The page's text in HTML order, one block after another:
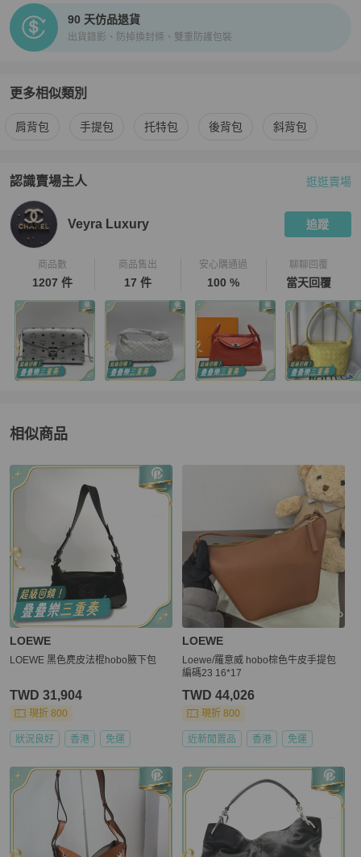
90 天仿品退貨
出貨錄影、防掉換封條、雙重防護包裝
更多相似類別
更多LOEWE 女包相似商品推薦
肩背包 手提包 托特包 後背包 斜背包
認識賣場主人
PopChill 拍拍圈嚴選賣家
逛逛賣場
Veyra Luxury 追蹤
商品數
1207 件
商品售出
17 件
安心購通過
100 %
聊聊回覆
當天回覆
相似商品
更多相似LOEWE女包推薦精品
LOEWE
LOEWE 黑色麂皮法棍hobo腋下包
TWD 31,904
現折 800
狀況良好 香港 免運
LOEWE
Loewe/羅意威 hobo棕色牛皮手提包
編碼23 16*17
TWD 44,026
現折 800
近新閒置品 香港 免運